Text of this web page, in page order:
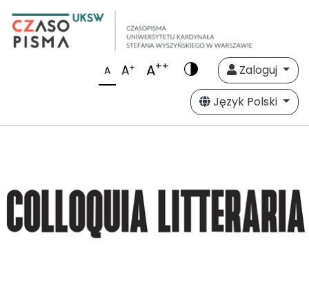
A A+ A++
Zaloguj
Język Polski